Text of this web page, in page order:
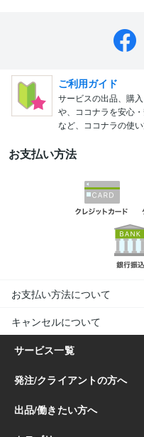
ご利用ガイド
サービスの出品、購
や、ココナラを安心
など、ココナラの使い
お支払い方法
お支払い方法について
キャンセルについて